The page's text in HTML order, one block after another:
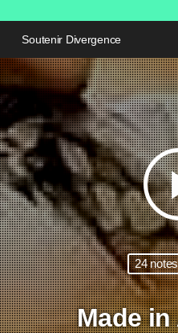
Soutenir Divergence
24
Made